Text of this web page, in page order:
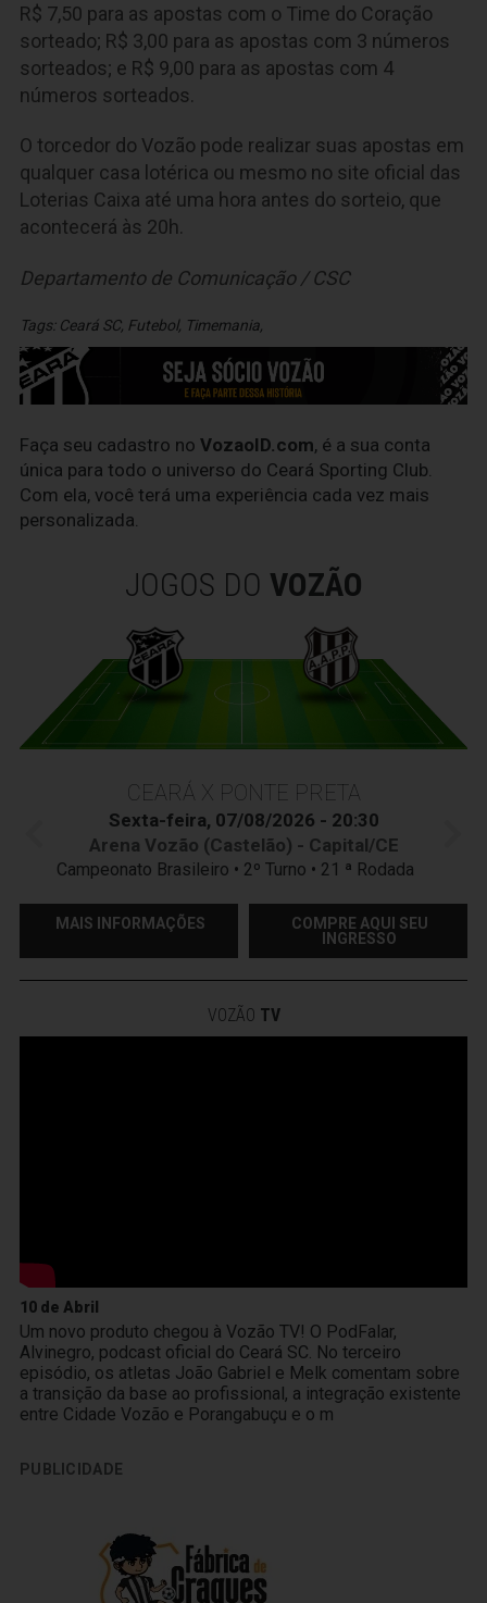
R$ 7,50 para as apostas com o Time do Coração
sorteado; R$ 3,00 para as apostas com 3 números
sorteados; e R$ 9,00 para as apostas com 4
números sorteados.
O torcedor do Vozão pode realizar suas apostas em
qualquer casa lotérica ou mesmo no site oficial das
Loterias Caixa até uma hora antes do sorteio, que
acontecerá às 20h.
Departamento de Comunicação / CSC
Tags: Ceará SC, Futebol, Timemania
Faça seu cadastro no VozaoID.com, é a sua conta
única para todo o universo do Ceará Sporting Club.
Com ela, você terá uma experiência cada vez mais
personalizada.
JOGOS DO VOZÃO
CEARÁ X PONTE PRETA
Sexta-feira, 07/08/2026 - 20:30
Arena Vozão (Castelão) - Capital/CE
Campeonato Brasileiro • 2º Turno • 21 ª Rodada
MAIS INFORMAÇÕES
COMPRE AQUI SEU
INGRESSO
VOZÃO TV
10 de Abril
Um novo produto chegou à Vozão TV! O PodFalar,
Alvinegro, podcast oficial do Ceará SC. No terceiro
episódio, os atletas João Gabriel e Melk comentam sobre
a transição da base ao profissional, a integração existente
entre Cidade Vozão e Porangabuçu e o m
PUBLICIDADE